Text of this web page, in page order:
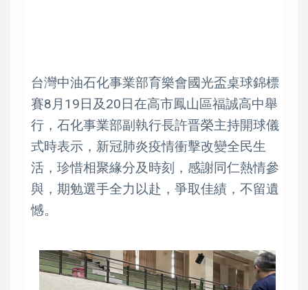
台灣中油石化事業部育樂會國光盃桌球錦標
賽8月19日及20日在高市鳳山區福誠高中舉
行，石化事業部副執行長許晋榮主持開球儀
式時表示，新冠肺炎疫情衝擊改變全民生
活，珍惜相聚緣分及時刻，感謝同仁熱情參
與，期勉選手全力以赴，爭取佳績，不留遺
憾。